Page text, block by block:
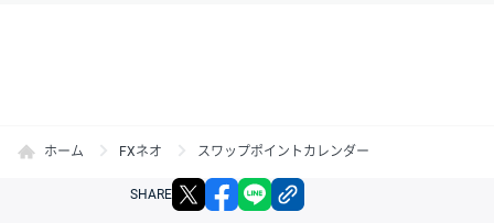
ホーム FXネオ スワップポイントカレンダー
SHARE X facebook